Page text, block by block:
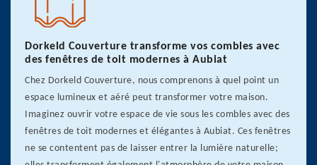
Dorkeld Couverture transforme vos combles avec
des fenêtres de toit modernes à Aubiat
Chez Dorkeld Couverture, nous comprenons à quel point un
espace lumineux et aéré peut transformer votre maison.
Imaginez ouvrir votre espace de vie sous les combles avec des
fenêtres de toit modernes et élégantes à Aubiat. Ces fenêtres
ne se contentent pas de laisser entrer la lumière naturelle;